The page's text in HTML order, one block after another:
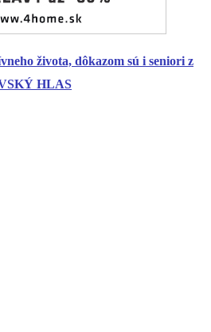
života, dôkazom sú isenioriz
HLAS